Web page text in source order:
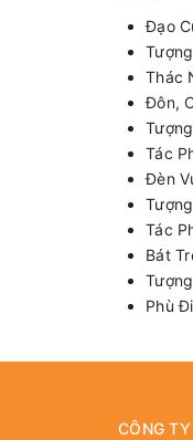
Đạo
Thác
Đôn,
Tác
Đèn
Tác
Bát
Phù
CÔNG